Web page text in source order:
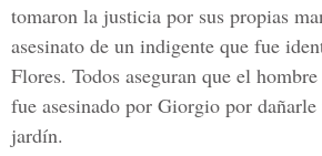
tomaron la justicia por sus propias
asesinato de un indigente que fue
Flores. Todos aseguran que el
fue asesinado por Giorgio por
jardín.